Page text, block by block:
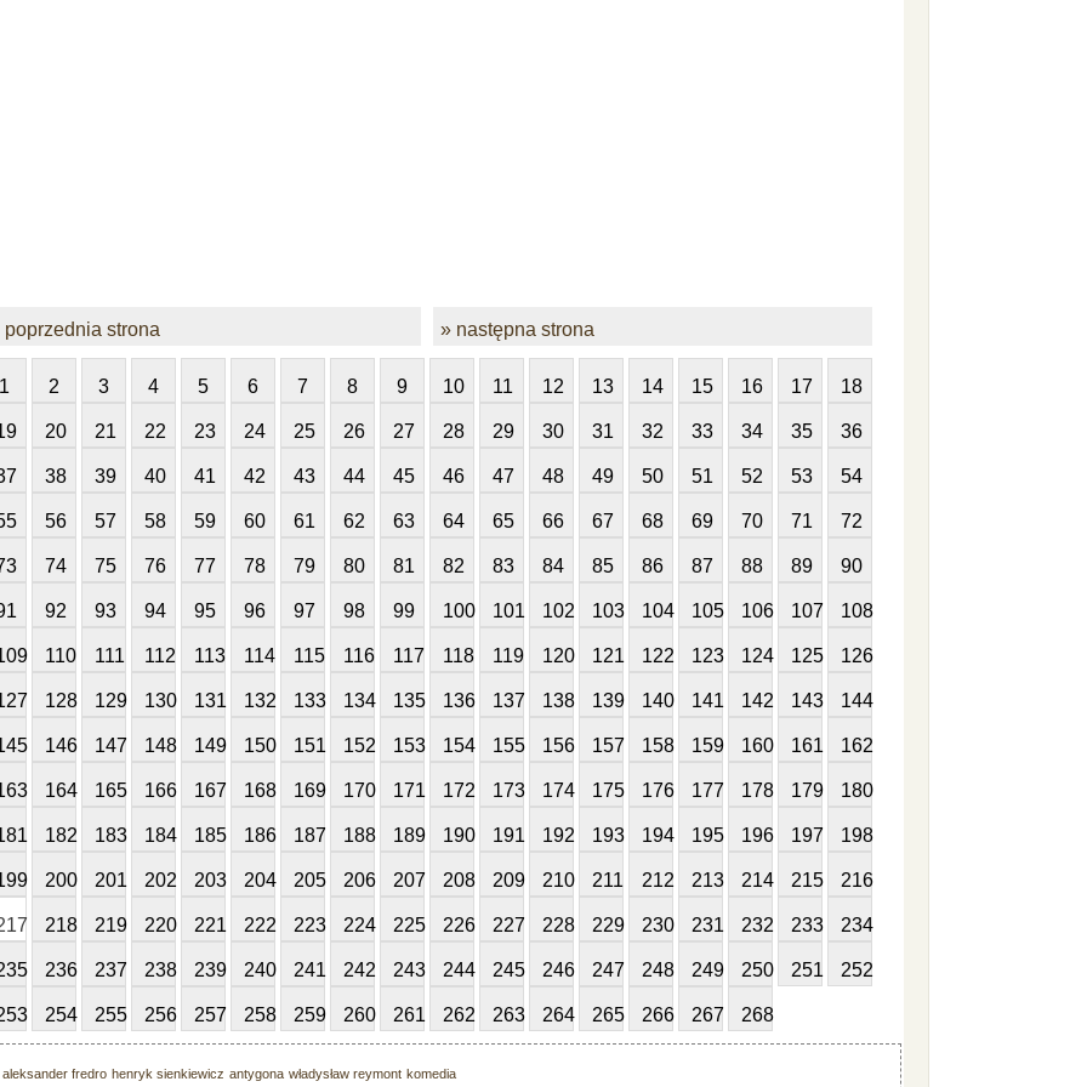
poprzednia strona » następna strona
1 2 3 4 5 6 7 8 9 10 11 12 13 14 15 16 17 18
20 21 22 23 24 25 26 27 28 29 30 31 32 33 34 35 36
38 39 40 41 42 43 44 45 46 47 48 49 50 51 52 53 54
56 57 58 59 60 61 62 63 64 65 66 67 68 69 70 71 72
74 75 76 77 78 79 80 81 82 83 84 85 86 87 88 89 90
92 93 94 95 96 97 98 99 100 101 102 103 104 105 106 107 108
110 111 112 113 114 115 116 117 118 119 120 121 122 123 124 125 126
128 129 130 131 132 133 134 135 136 137 138 139 140 141 142 143 144
146 147 148 149 150 151 152 153 154 155 156 157 158 159 160 161 162
164 165 166 167 168 169 170 171 172 173 174 175 176 177 178 179 180
182 183 184 185 186 187 188 189 190 191 192 193 194 195 196 197 198
200 201 202 203 204 205 206 207 208 209 210 211 212 213 214 215 216
218 219 220 221 222 223 224 225 226 227 228 229 230 231 232 233 234
236 237 238 239 240 241 242 243 244 245 246 247 248 249 250 251 252
254 255 256 257 258 259 260 261 262 263 264 265 266 267 268
aleksander fredro henryk sienkiewicz antygona władysław reymont komedia